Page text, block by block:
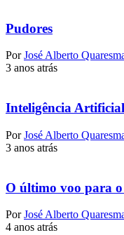
Pudores
Por José Alberto
3 anos atrás
Inteligência
Por José Alberto
3 anos atrás
O último voo para
Por José Alberto
4 anos atrás